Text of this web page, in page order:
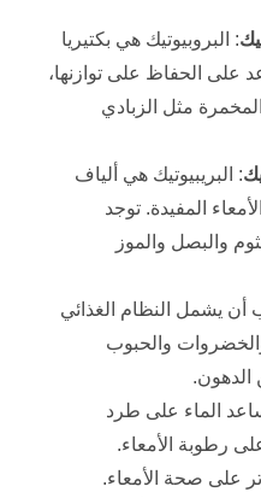
: البروبيوتيك هي بكتيريا
على الحفاظ على توازنها،
مثل الزبادي
: البريبيوتيك هي ألياف
المفيدة. توجد
والبصل والموز
أن يشمل النظام الغذائي
والحبوب
الدهون.
الماء على طرد
رطوبة الأمعاء.
على صحة الأمعاء.